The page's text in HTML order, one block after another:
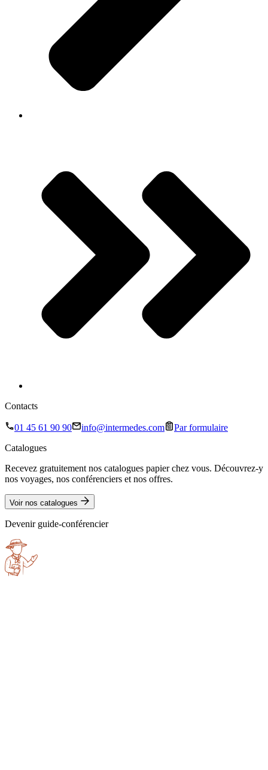
Contacts
01 45 61 90 90 info@intermedes.com
Par formulaire
Catalogues
Recevez gratuitement nos catalogues papier chez vous. Découvrez-y
nos voyages, nos conférenciers et nos offres.
Voir nos catalogues
Devenir guide-conférencier